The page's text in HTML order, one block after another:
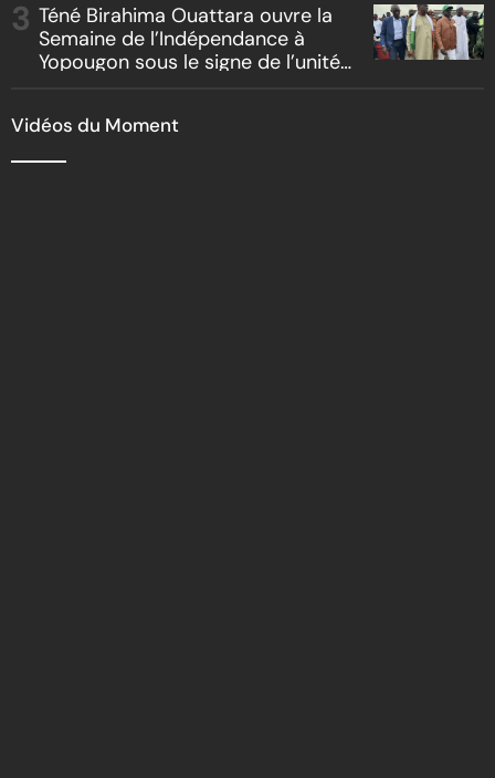
Téné Birahima Ouattara ouvre la
Semaine de l’Indépendance à
Yopougon sous le signe de l’unité
Vidéos du Moment